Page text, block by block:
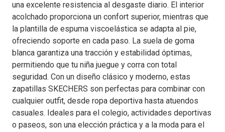
una excelente resistencia al desgaste diario. El interior
acolchado proporciona un confort superior, mientras que
la plantilla de espuma viscoelástica se adapta al pie,
ofreciendo soporte en cada paso. La suela de goma
blanca garantiza una tracción y estabilidad óptimas,
permitiendo que tu niña juegue y corra con total
seguridad. Con un diseño clásico y moderno, estas
zapatillas SKECHERS son perfectas para combinar con
cualquier outfit, desde ropa deportiva hasta atuendos
casuales. Ideales para el colegio, actividades deportivas
o paseos, son una elección práctica y a la moda para el